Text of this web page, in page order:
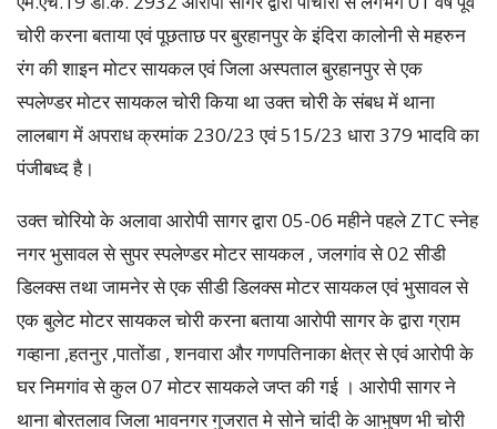
चोरी करना बताया एवं पूछताछ पर बुरहानपुर के इंदिरा कालोनी से महरुन
रंग की शाइन मोटर सायकल एवं जिला अस्पताल बुरहानपुर से एक
स्पलेण्डर मोटर सायकल चोरी किया था उक्त चोरी के संबध में थाना
लालबाग में अपराध क्रमांक 230/23 एवं 515/23 धारा 379 भादवि का
पंजीबध्द है।
उक्त चोरियो के अलावा आरोपी सागर द्वारा 05-06 महीने पहले ZTC स्नेह
नगर भुसावल से सुपर स्पलेण्डर मोटर सायकल , जलगांव से 02 सीडी
डिलक्स तथा जामनेर से एक सीडी डिलक्स मोटर सायकल एवं भुसावल से
एक बुलेट मोटर सायकल चोरी करना बताया आरोपी सागर के द्वारा ग्राम
गव्हाना ,हतनुर ,पातोंडा , शनवारा और गणपतिनाका क्षेत्र से एवं आरोपी के
घर निमगांव से कुल 07 मोटर सायकले जप्त की गई । आरोपी सागर ने
थाना बोरतलाव जिला भावनगर गुजरात मे सोने चांदी के आभुषण भी चोरी